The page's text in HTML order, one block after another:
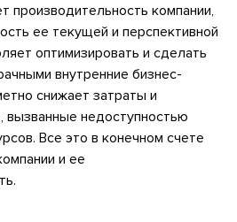
производительность компании,
ее текущей и перспективной
оптимизировать и сделать
внутренние бизнес-
снижает затраты и
вызванные недоступностью
Все это в конечном счете
и ее